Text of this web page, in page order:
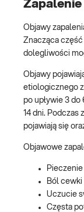
Objawy
Znacząca
dolegliwości
Objawy
etiologicznego
po upływie 3
14 dni.
pojawiają się
Objawowe
Ból
Uczucie
Częsta